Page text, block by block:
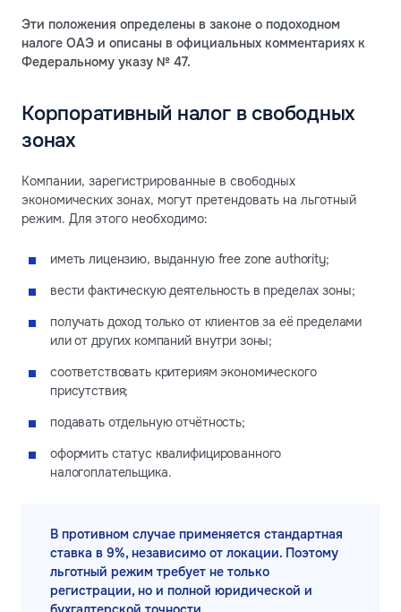
Эти положения определены в законе о подоходном
налоге ОАЭ и описаны в официальных комментариях к
Федеральному указу № 47.
Корпоративный налог в свободных
зонах
Компании, зарегистрированные в свободных
экономических зонах, могут претендовать на льготный
режим. Для этого необходимо:
иметь лицензию, выданную free zone authority;
вести фактическую деятельность в пределах зоны;
получать доход только от клиентов за её пределами
или от других компаний внутри зоны;
соответствовать критериям экономического
присутствия;
подавать отдельную отчётность;
оформить статус квалифицированного
налогоплательщика.
В противном случае применяется стандартная
ставка в 9%, независимо от локации. Поэтому
льготный режим требует не только
регистрации, но и полной юридической и